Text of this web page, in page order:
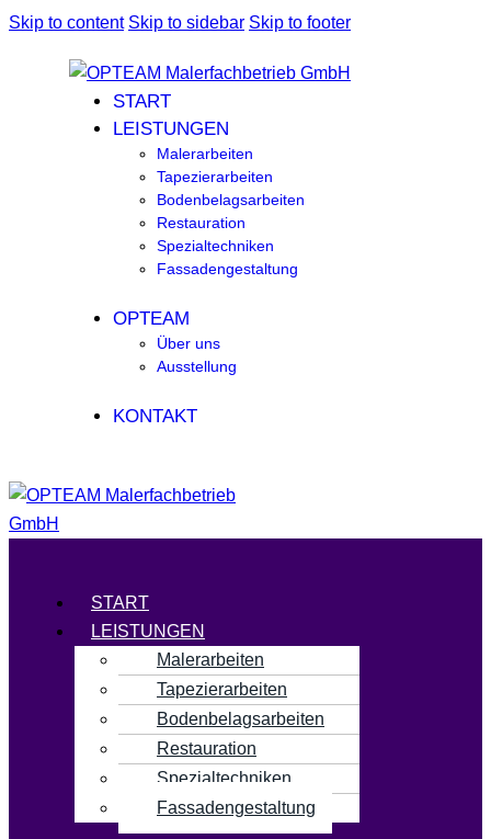
Skip to content Skip to sidebar Skip to footer
START
LEISTUNGEN
Malerarbeiten
Tapezierarbeiten
Bodenbelagsarbeiten
Restauration
Spezialtechniken
Fassadengestaltung
OPTEAM
Über uns
Ausstellung
KONTAKT
Menü
START
LEISTUNGEN
Malerarbeiten
Tapezierarbeiten
Bodenbelagsarbeiten
Restauration
Spezialtechniken
Fassadengestaltung